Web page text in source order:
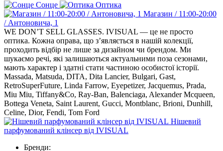
Сонце
Оптика
Магазин / 11:00-20:00
/ Антоновича, 1
WE DON’T SELL GLASSES. IVISUAL — це не просто
оптика. Кожна оправа, що з’являється в нашій колекції,
проходить відбір не лише за дизайном чи брендом. Ми
шукаємо речі, які залишаються актуальними поза сезонами,
мають характер і здатні стати частиною особистої історії.
Massada, Matsuda, DITA, Dita Lancier, Bulgari, Gast,
RetroSuperFuture, Linda Farrow, Eyepetizer, Jacquemus, Prada,
Miu Miu, Tiffany&Co, Ray-Ban, Balenciaga, Alexander Mcqueen,
Bottega Veneta, Saint Laurent, Gucci, Montblanc, Brioni, Dunhill,
Celine, Dior, Fendi, Tom Ford
Нішевий
парфумований клінсер від IVISUAL
Бренди: